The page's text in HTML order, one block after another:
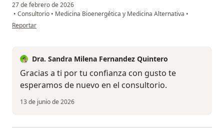
27 de febrero de 2026
• Consultorio • Medicina Bioenergética y Medicina Alternativa •
en opinión del usuario A.L
Reportar
Dra. Sandra Milena Fernandez Quintero
Gracias a ti por tu confianza con gusto te
esperamos de nuevo en el consultorio.
13 de junio de 2026